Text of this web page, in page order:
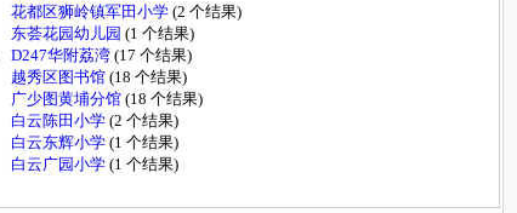
花都区狮岭镇军田小学(2 个结果)
东荟花园幼儿园(1 个结果)
D247华附荔湾(17 个结果)
越秀区图书馆(18 个结果)
广少图黄埔分馆(18 个结果)
白云陈田小学(2 个结果)
白云东辉小学(1 个结果)
白云广园小学(1 个结果)